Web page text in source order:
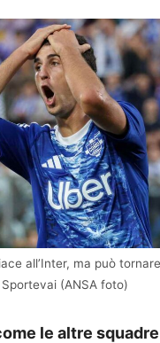
all’Inter, ma può
(ANSA foto)
le altre